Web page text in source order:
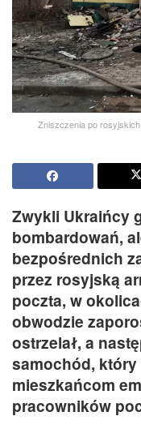
Zniszczenia po
Zwykli Ukraińcy
bombardowań,
bezpośrednich
przez rosyjską
poczta, w
obwodzie
ostrzelał, a
samochód,
mieszkańcom
pracowników